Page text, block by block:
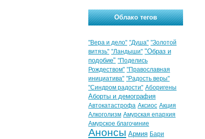
Облако тегов
"Вера и дело" "Душа" "Золотой
витязь" "Ландыши" "Образ и
подобие" "Поделись
Рождеством" "Православная
инициатива" "Радость веры"
"Синдром радости" Аборигены
Аборты и демография
Автокатастрофа Аксиос Акция
Алкоголизм Амурская епархия
Амурское благочиние
Анонсы Армия Бари